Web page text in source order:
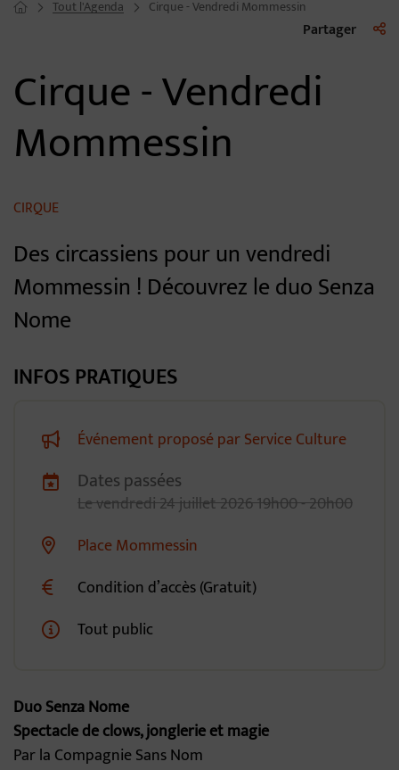
Page d'accueil du site
Tout l'Agenda Cirque - Vendredi Mommessin
Partager
Cirque - Vendredi
Mommessin
CIRQUE
Des circassiens pour un vendredi
Mommessin ! Découvrez le duo Senza
Nome
INFOS PRATIQUES
Événement proposé par Service Culture
Dates de planification
Dates passées
Levendredi24juillet202619h00 - 20h00
Lieu alternatif
Place Mommessin
Condition d’accès (Gratuit)
Tout public
Duo Senza Nome
Spectacle de clows, jonglerie et magie
Par la Compagnie Sans Nom